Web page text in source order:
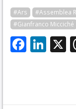
#Ars #Assemblea
#Gianfranco Micciché
X